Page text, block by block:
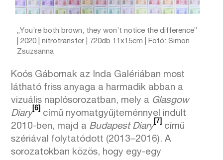
„You’re both brown, they won’t notice the difference”
| 2020 | nitrotransfer | 720db 11x15cm | Fotó: Simon
Zsuzsanna
Koós Gábornak az Inda Galériában most
látható friss anyaga a harmadik abban a
vizuális naplósorozatban, mely a Glasgow
Diary
[6]
című nyomatgyűjteménnyel indult
2010-ben, majd a Budapest Diary
[7]
című
szériával folytatódott (2013–2016). A
sorozatokban közös, hogy egy-egy